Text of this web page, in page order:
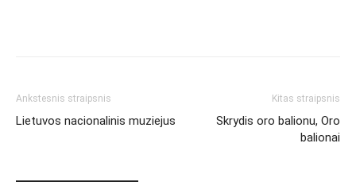
Ankstesnis straipsnis
Lietuvos nacionalinis muziejus
Kitas straipsnis
Skrydis oro balionu, Oro
balionai